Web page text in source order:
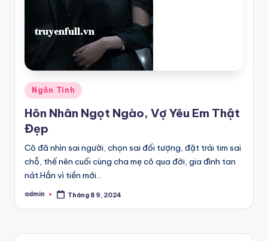
Posted
in
Ngôn Tình
Hôn Nhân Ngọt Ngào, Vợ Yêu Em Thật
Đẹp
Cô đã nhìn sai người, chọn sai đối tượng, đặt trái tim sai
chỗ, thế nên cuối cùng cha mẹ cô qua đời, gia đình tan
nát.Hắn vì tiền mới…
Posted
admin Tháng 8 9, 2024